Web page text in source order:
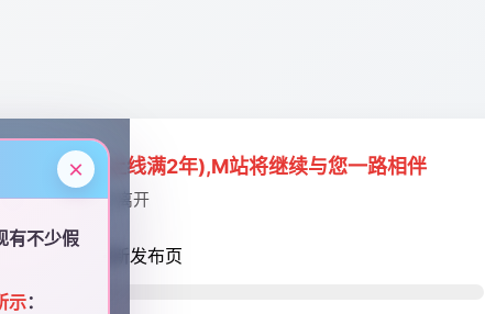
×
有不少假
示：
(新3.0版已上线满2年),M站将继续与您一路相伴
在，我们从未离开
后自动进入最新发布页